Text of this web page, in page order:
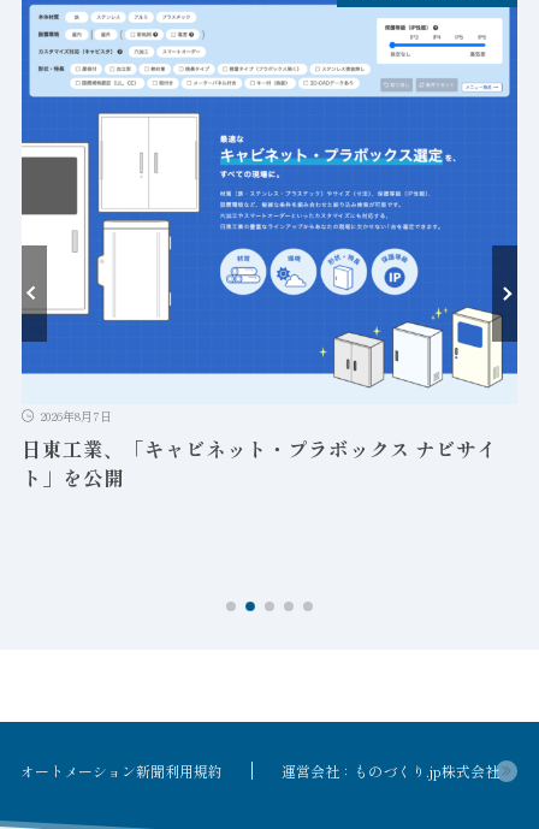
2026年8月7日
日東工業、「キャビネット・プラボックス ナビサイ
ト」を公開
オートメーション新聞利用規約 運営会社：ものづくり.jp株式会社